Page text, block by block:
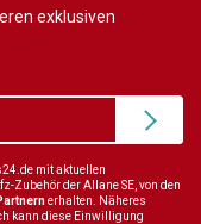
exklusiven
mit aktuellen
Zubehör der Allane SE, von den
erhalten. Näheres
kann diese Einwilligung